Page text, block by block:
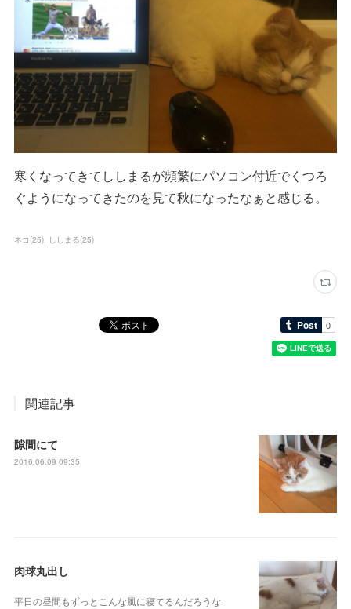
寒くなってきてししまるが頻繁にパソコン付近でくつろ
ぐようになってきたのを見て秋になったなぁと感じる。
ネコ (25) ししまる(25)
関連記事
隙間にて
2016.06.09 09:35
肉球丸出し
平日の昼間もずっとこんな風に寝てるんだろうな